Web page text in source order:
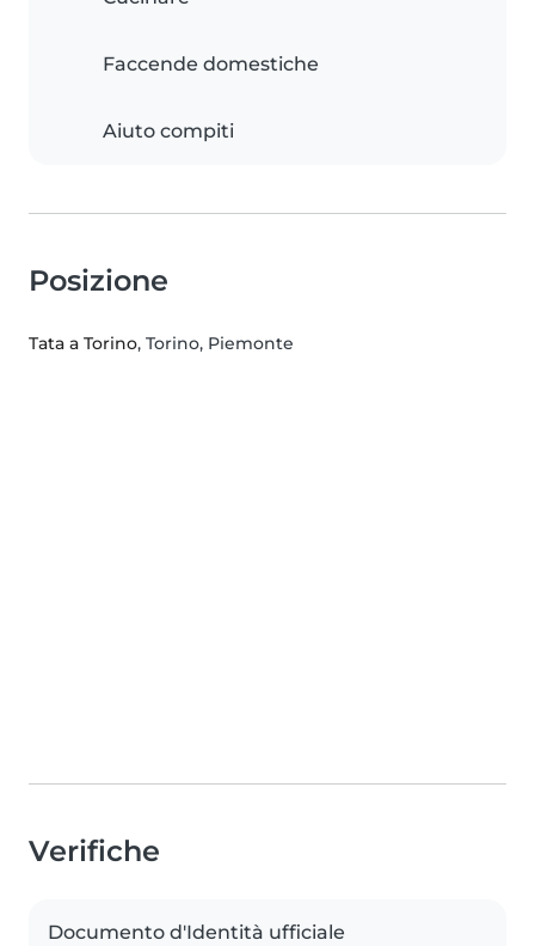
Faccende domestiche
Aiuto compiti
Posizione
Tata a Torino, Torino, Piemonte
Verifiche
Documento d'Identità ufficiale